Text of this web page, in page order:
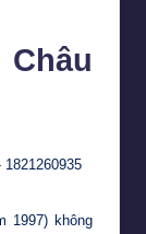
1997) không